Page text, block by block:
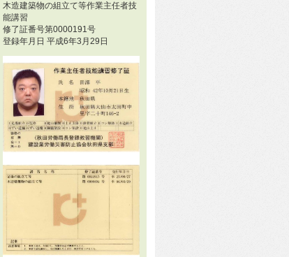
木造建築物の組立て等作業主任者技
能講習
修了証番号第0000191号
登録年月日 平成6年3月29日